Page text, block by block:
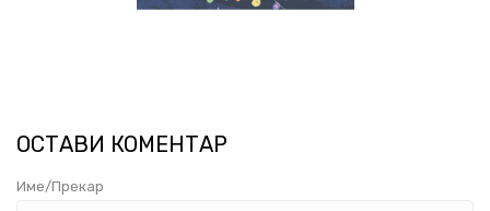
ОСТАВИ КОМЕНТАР
Име/Прекар